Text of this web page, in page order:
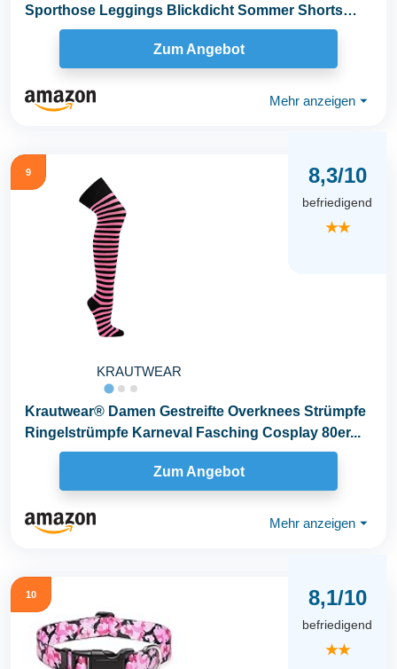
Sporthose Leggings Blickdicht Sommer Shorts
Yoga Hose...
Zum Angebot
Mehr anzeigen ⏷
9
KRAUTWEAR
8,3/10
befriedigend
★★
Krautwear® Damen Gestreifte Overknees Strümpfe
Ringelstrümpfe Karneval Fasching Cosplay 80er...
Zum Angebot
Mehr anzeigen ⏷
10 8,1/10
befriedigend
★★